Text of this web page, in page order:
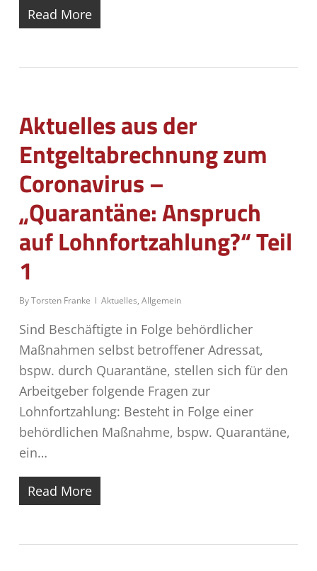
Read More
Aktuelles aus der
Entgeltabrechnung zum
Coronavirus –
„Quarantäne: Anspruch
auf Lohnfortzahlung?“ Teil
1
ByTorsten Franke Aktuelles, Allgemein
Sind Beschäftigte in Folge behördlicher
Maßnahmen selbst betroffener Adressat,
bspw. durch Quarantäne, stellen sich für den
Arbeitgeber folgende Fragen zur
Lohnfortzahlung: Besteht in Folge einer
behördlichen Maßnahme, bspw. Quarantäne,
ein…
Read More